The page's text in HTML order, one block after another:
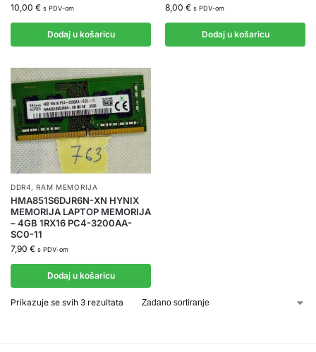
10,00 € s PDV-om
Dodaj u košaricu
8,00 € s PDV-om
Dodaj u košaricu
DDR4,RAM MEMORIJA
HMA851S6DJR6N-XN HYNIX
MEMORIJA LAPTOP MEMORIJA
– 4GB 1RX16 PC4-3200AA-
SC0-11
7,90 € s PDV-om
Dodaj u košaricu
Prikazuje se svih 3 rezultata